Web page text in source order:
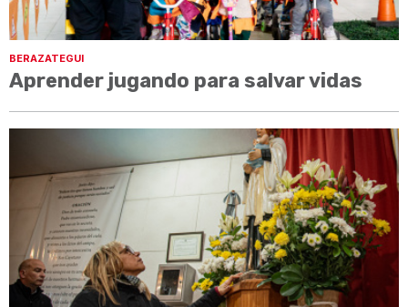
BERAZATEGUI
Aprender jugando para salvar vidas